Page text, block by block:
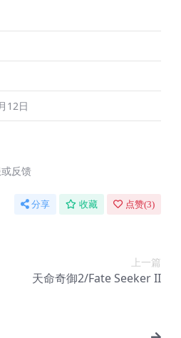
12日
反馈
分享 收藏 点赞(3)
上一篇
天命奇御2/Fate Seeker II